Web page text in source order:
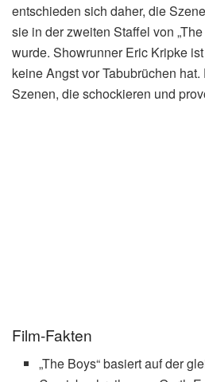
entschieden sich daher, die
sie in der zweiten Staffel von
wurde. Showrunner Eric Kripke
keine Angst vor Tabubrüchen
Szenen, die schockieren und
Film-Fakten
„The Boys“ basiert auf der